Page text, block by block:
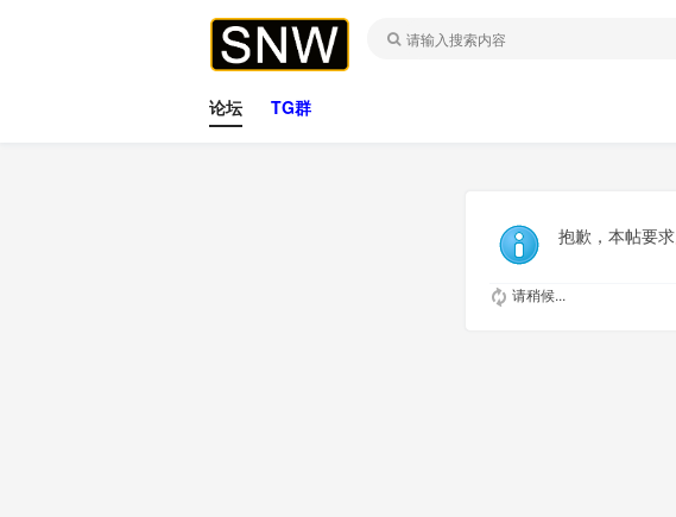
论坛 TG群
抱歉，本帖要求
请稍候...